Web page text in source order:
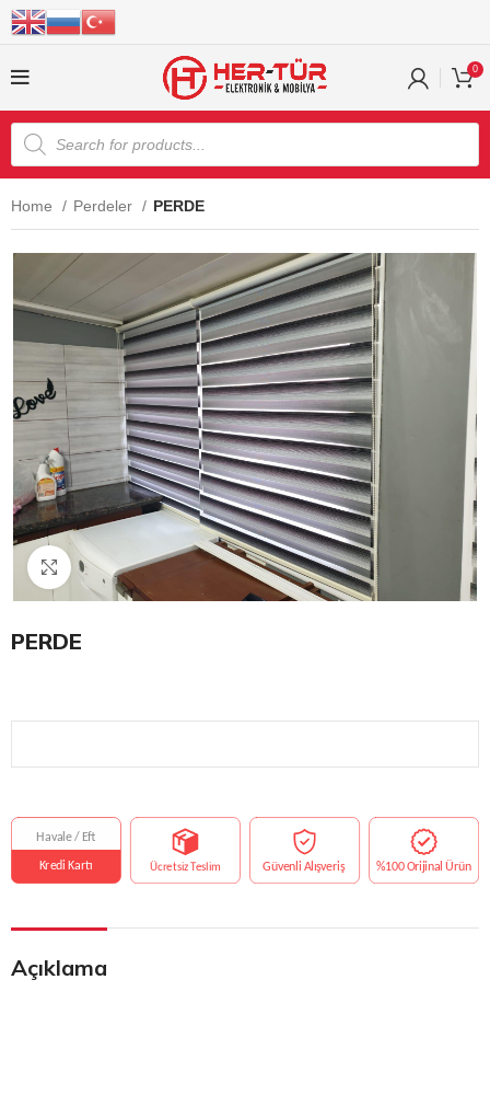
0
Home Perdeler PERDE
Click to enlarge
PERDE
Açıklama